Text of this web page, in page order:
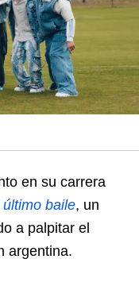
en su carrera
último baile, un
a palpitar el
argentina.